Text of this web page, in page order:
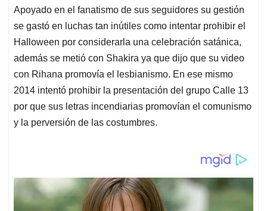
Apoyado en el fanatismo de sus seguidores su gestión
se gastó en luchas tan inútiles como intentar prohibir el
Halloween por considerarla una celebración satánica,
además se metió con Shakira ya que dijo que su video
con Rihana promovía el lesbianismo. En ese mismo
2014 intentó prohibir la presentación del grupo Calle 13
por que sus letras incendiarias promovían el comunismo
y la perversión de las costumbres.